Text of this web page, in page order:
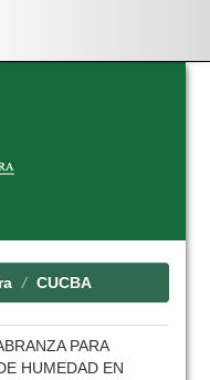
CUCBA
PARA
HUMEDAD EN